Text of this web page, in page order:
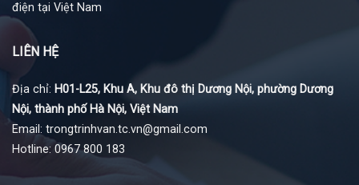
điện tại Việt Nam
LIÊN HỆ
Địa chỉ: H01-L25, Khu A, Khu đô thị Dương Nội, phường Dương
Nội, thành phố Hà Nội, Việt Nam
Email: trongtrinhvan.tc.vn@gmail.com
Hotline: 0967 800 183